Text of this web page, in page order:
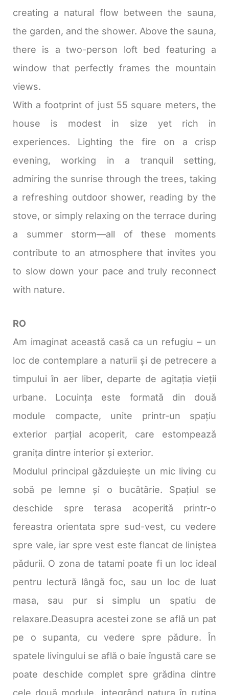
creating a natural flow between the sauna,
the garden, and the shower. Above the sauna,
there is a two-person loft bed featuring a
window that perfectly frames the mountain
views.
With a footprint of just 55 square meters, the
house is modest in size yet rich in
experiences. Lighting the fire on a crisp
evening, working in a tranquil setting,
admiring the sunrise through the trees, taking
a refreshing outdoor shower, reading by the
stove, or simply relaxing on the terrace during
a summer storm—all of these moments
contribute to an atmosphere that invites you
to slow down your pace and truly reconnect
with nature.
RO
Am imaginat această casă ca un refugiu – un
loc de contemplare a naturii și de petrecere a
timpului în aer liber, departe de agitația vieții
urbane. Locuința este formată din două
module compacte, unite printr-un spațiu
exterior parțial acoperit, care estompează
granița dintre interior și exterior.
Modulul principal găzduiește un mic living cu
sobă pe lemne și o bucătărie. Spațiul se
deschide spre terasa acoperită printr-o
fereastra orientata spre sud-vest, cu vedere
spre vale, iar spre vest este flancat de liniștea
pădurii. O zona de tatami poate fi un loc ideal
pentru lectură lângă foc, sau un loc de luat
masa, sau pur si simplu un spatiu de
relaxare.Deasupra acestei zone se află un pat
pe o supanta, cu vedere spre pădure. În
spatele livingului se află o baie îngustă care se
poate deschide complet spre grădina dintre
cele două module, integrând natura în rutina